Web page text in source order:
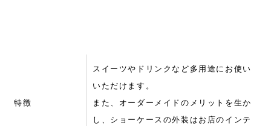
特徴
スイーツやドリンクなど多用途にお使い
いただけます。
また、オーダーメイドのメリットを生か
し、ショーケースの外装はお店のインテ